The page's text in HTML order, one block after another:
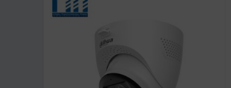
Vỏ ngoài chuẩn IP66 giúp Camera IP
Công suất tiêu thụ chỉ 9W, hoạt động
Câu hỏi thường gặp (FAQ)